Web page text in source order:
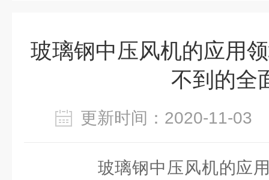
玻璃钢中压风机的应用
不到的全
更新时间：2020-11-
玻璃钢中压风机的应用